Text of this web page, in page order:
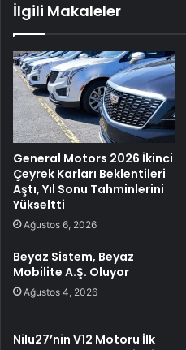
İlgili Makaleler
General Motors 2026 İkinci
Çeyrek Karları Beklentileri
Aştı, Yıl Sonu Tahminlerini
Yükseltti
Ağustos 6, 2026
Beyaz Sistem, Beyaz
Mobilite A.Ş. Oluyor
Ağustos 4, 2026
Nilu27’nin V12 Motoru İlk